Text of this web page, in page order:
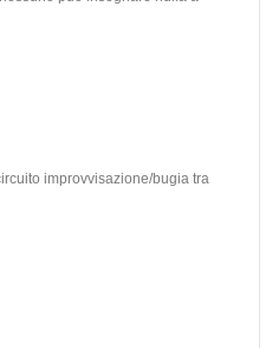
improvvisazione/bugia tra